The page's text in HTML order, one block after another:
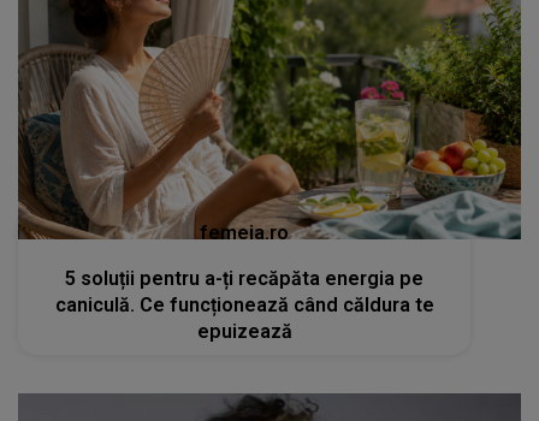
femeia.ro
5 soluții pentru a-ți recăpăta energia pe
caniculă. Ce funcționează când căldura te
epuizează